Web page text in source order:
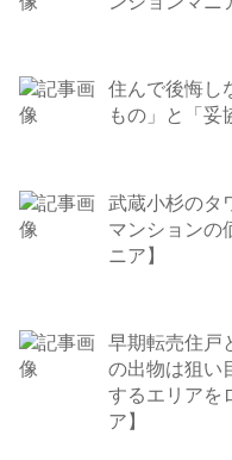
住んで後悔し
もの」と「妥
武蔵小杉のタ
マンションの
ニア】
早期転売住戸
の出物は狙い
するエリアを
ア】